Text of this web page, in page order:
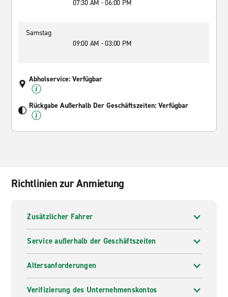
07:30 AM - 06:00 PM
Samstag
09:00 AM - 03:00 PM
Abholservice: Verfügbar
Rückgabe Außerhalb Der Geschäftszeiten: Verfügbar
Richtlinien zur Anmietung
Zusätzlicher Fahrer
Service außerhalb der Geschäftszeiten
Altersanforderungen
Verifizierung des Unternehmenskontos